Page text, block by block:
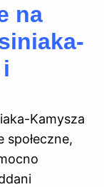
na
Kamysza
społeczne,